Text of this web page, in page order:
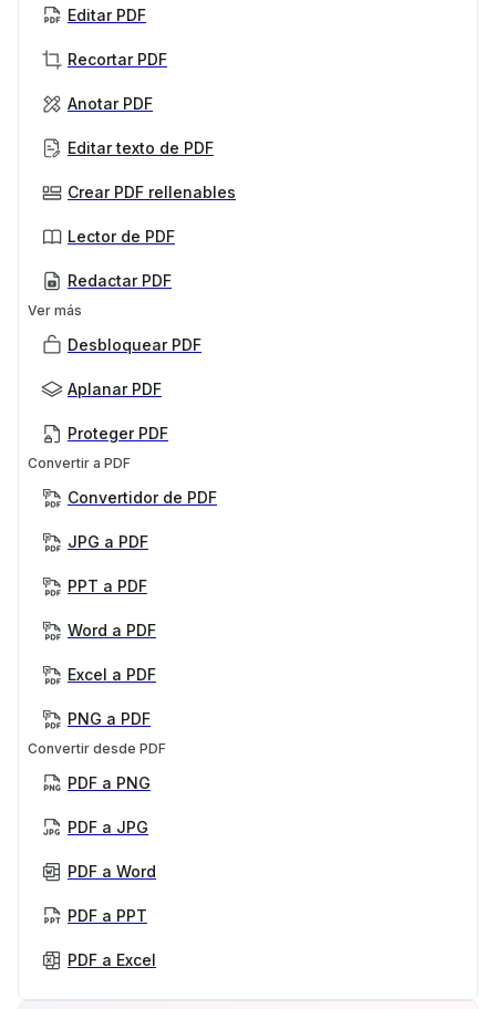
Editar PDF
Recortar PDF
Anotar PDF
Editar texto de PDF
Crear PDF rellenables
Lector de PDF
Redactar PDF
Ver más
Desbloquear PDF
Aplanar PDF
Proteger PDF
Convertir a PDF
Convertidor de PDF
JPG a PDF
PPT a PDF
Word a PDF
Excel a PDF
PNG a PDF
Convertir desde PDF
PDF a PNG
PDF a JPG
PDF a Word
PDF a PPT
PDF a Excel